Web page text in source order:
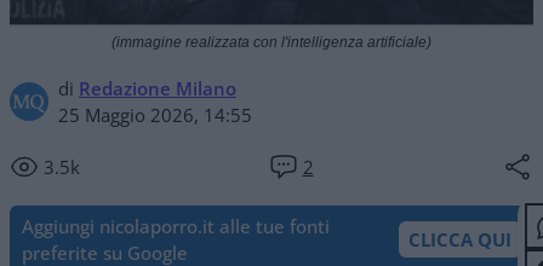
di Redazione Milano
25 Maggio 2026, 14:55
3.5k 2
(immagine realizzata con l'intelligenza artificiale)
Aggiungi nicolaporro.it alle tue fonti
preferite su Google
CLICCA QUI